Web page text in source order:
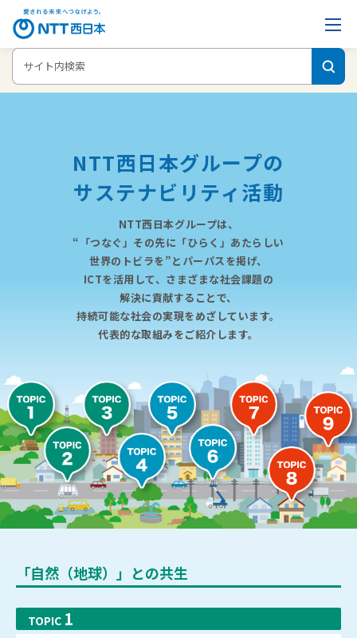
ホーム 企業情報
サステナ
ビリティレポート1ペーパー版
NTT西日本グループの
サステナビリティ活動
NTT西日本グループは、
“「つなぐ」その先に「ひらく」あたらしい
世界のトビラを”とパーパスを掲げ、
ICTを活用して、さまざまな社会課題の
解決に貢献することで、
持続可能な社会の実現をめざしています。
代表的な取組みをご紹介します。
「自然（地球）」との共生
TOPIC 1